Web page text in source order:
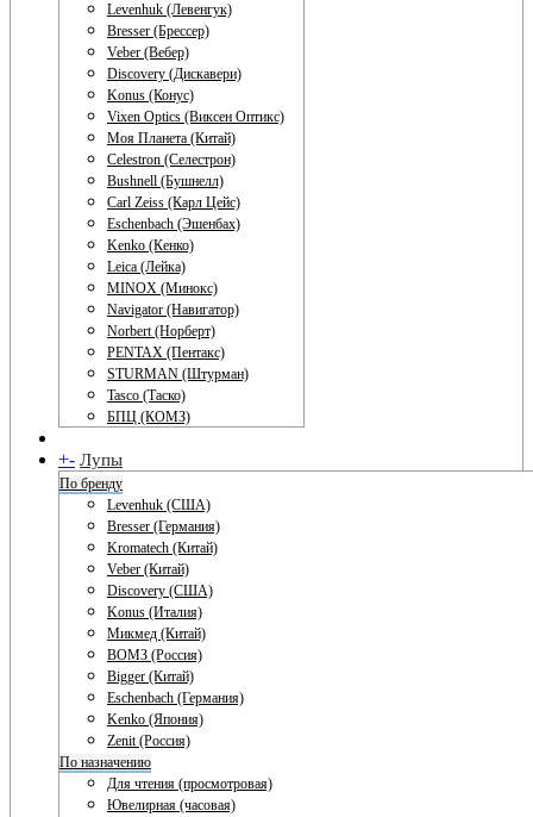
Levenhuk (Левенгук)
Bresser (Брессер)
Veber (Вебер)
Discovery (Дискавери)
Konus (Конус)
Vixen Optics (Виксен Оптикс)
Моя Планета (Китай)
Celestron (Селестрон)
Bushnell (Бушнелл)
Carl Zeiss (Карл Цейс)
Eschenbach (Эшенбах)
Kenko (Кенко)
Leica (Лейка)
MINOX (Минокс)
Navigator (Навигатор)
Norbert (Норберт)
PENTAX (Пентакс)
STURMAN (Штурман)
Tasco (Таско)
БПЦ (КОМЗ)
+- Лупы
По бренду
Levenhuk (США)
Bresser (Германия)
Kromatech (Китай)
Veber (Китай)
Discovery (США)
Konus (Италия)
Микмед (Китай)
ВОМЗ (Россия)
Bigger (Китай)
Eschenbach (Германия)
Kenko (Япония)
Zenit (Россия)
По назначению
Для чтения (просмотровая)
Ювелирная (часовая)